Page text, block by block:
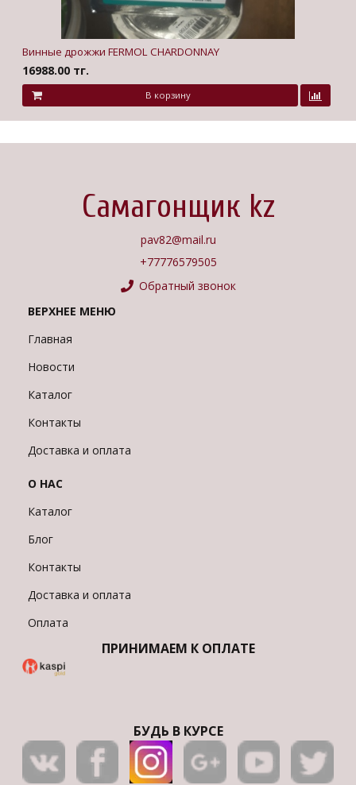
Винные дрожжи FERMOL CHARDONNAY
16988.00 тг.
В корзину
Самагонщик kz
pav82@mail.ru
+77776579505
Обратный звонок
ВЕРХНЕЕ МЕНЮ
Главная
Новости
Каталог
Контакты
Доставка и оплата
О НАС
Каталог
Блог
Контакты
Доставка и оплата
Оплата
ПРИНИМАЕМ К ОПЛАТЕ
БУДЬ В КУРСЕ